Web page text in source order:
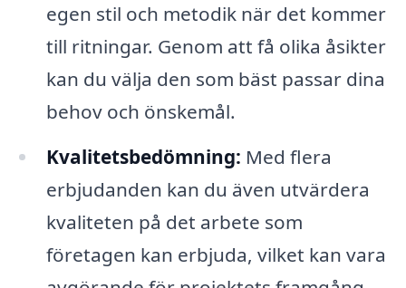
egen stil och metodik när det kommer
till ritningar. Genom att få olika åsikter
kan du välja den som bäst passar dina
behov och önskemål.
Kvalitetsbedömning: Med flera
erbjudanden kan du även utvärdera
kvaliteten på det arbete som
företagen kan erbjuda, vilket kan vara